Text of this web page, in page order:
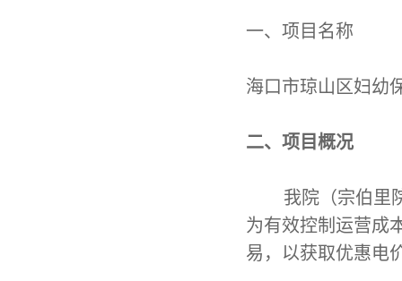
一、项目名称
海口市琼山区妇幼
二、项目概况
我院（宗伯里
为有效控制运营成
易，以获取优惠电